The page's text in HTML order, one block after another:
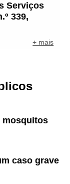
Serviços
339,
+ mais
mosquitos
caso grave